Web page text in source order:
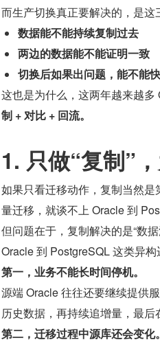
而生产切换真正要解决的，是这
数据能不能持续复制过去
两边的数据能不能证明一致
切换后如果出问题，能不能
这也是为什么，这两年越来越多
制 + 对比 + 回流。
1. 只做“复制”
如果只看迁移动作，复制当然
量迁移，就谈不上 Oracle 到
但问题在于，复制解决的是“数据
Oracle 到 PostgreSQL 这类异
第一，业务不能长时间停机。
源端 Oracle 往往还要继续提供
历史数据，再持续追增量，最后
第二，迁移过程中源库还会变化。